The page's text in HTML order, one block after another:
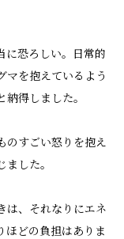
に恐ろしい。日常的
マを抱えているよう
得しました。
のすごい怒りを抱え
した。
は、それなりにエネ
ほどの負担はありま